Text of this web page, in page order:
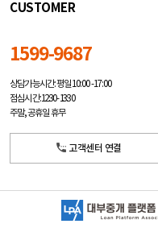
CUSTOMER
1599-9687
상담가능시간: 평일10:00 -17:00
점심시간: 12:30 - 13:30
주말, 공휴일 휴무
고객센터 연결